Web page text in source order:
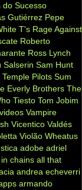
do Sucesso
Gutiérrez Pepe
T's Rage Against
Roberto
Ross Lynch
Salserin Sam Hunt
Temple Pilots Sum
Everly Brothers The
Tiesto Tom Jobim
Vampire
Vicentico Valdés
Violão Wheatus
adobe adriel
chains all that
andrea echeverri
armando